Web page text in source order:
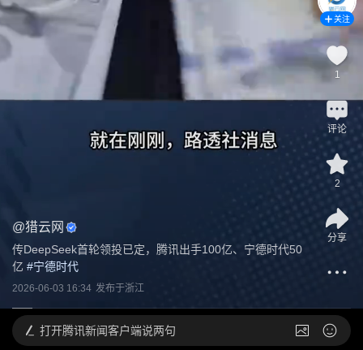
@猎云网
传DeepSeek首轮领投已定，腾讯出手100亿、宁德时代50
亿 #宁德时代
2026-06-03 16:34 发布于浙江
关注
1
评论
2
分享
打开腾讯新闻客户端说两句